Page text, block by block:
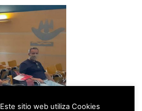
Este sitio web utiliza Cookies